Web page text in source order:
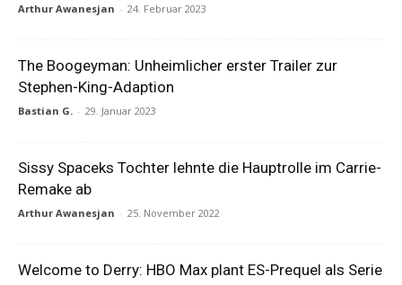
Arthur Awanesjan - 24. Februar 2023
The Boogeyman: Unheimlicher erster Trailer zur
Stephen-King-Adaption
Bastian G. - 29. Januar 2023
Sissy Spaceks Tochter lehnte die Hauptrolle im Carrie-
Remake ab
Arthur Awanesjan - 25. November 2022
Welcome to Derry: HBO Max plant ES-Prequel als Serie